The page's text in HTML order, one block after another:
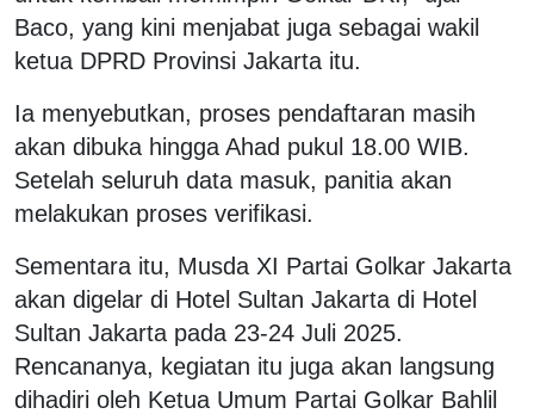
Baco, yang kini menjabat juga sebagai wakil
ketua DPRD Provinsi Jakarta itu.
Ia menyebutkan, proses pendaftaran masih
akan dibuka hingga Ahad pukul 18.00 WIB.
Setelah seluruh data masuk, panitia akan
melakukan proses verifikasi.
Sementara itu, Musda XI Partai Golkar Jakarta
akan digelar di Hotel Sultan Jakarta di Hotel
Sultan Jakarta pada 23-24 Juli 2025.
Rencananya, kegiatan itu juga akan langsung
dihadiri oleh Ketua Umum Partai Golkar Bahlil